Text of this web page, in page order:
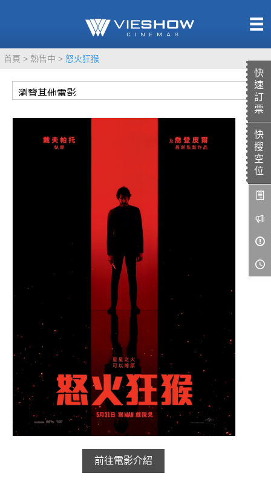
快
速
訂
票
快
搜
空
位
首頁 熱售中 怒火狂猴
前往電影介紹
TITAN SCREEN
LIVE演唱會
影城餐飲
影城公告
影城活動
中獎名單
合作夥伴
商家介紹
加入iShow
會員Q&A